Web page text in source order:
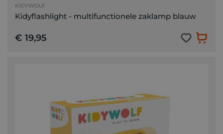
KIDYWOLF
Kidyflashlight - multifunctionele zaklamp blauw
€ 19,95